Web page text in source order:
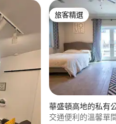
旅客精選
旅客精選
華盛頓高地的私有
交通便利的溫馨單